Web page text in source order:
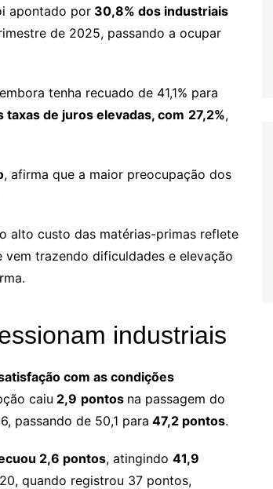
apontado por 30,8% dos industriais
de 2025, passando a ocupar
tenha recuado de 41,1% para
de juros elevadas, com 27,2%,
, afirma que a maior preocupação dos
alto custo das matérias-primas reflete
vem trazendo dificuldades e elevação
industriais
com as condições
caiu 2,9 pontos na passagem do
passando de 50,1 para 47,2 pontos.
2,6 pontos, atingindo 41,9
quando registrou 37 pontos,